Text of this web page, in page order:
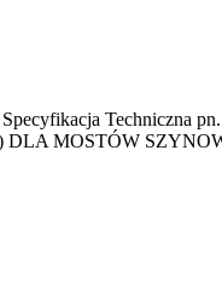
Specyfikacja
MOSTÓW